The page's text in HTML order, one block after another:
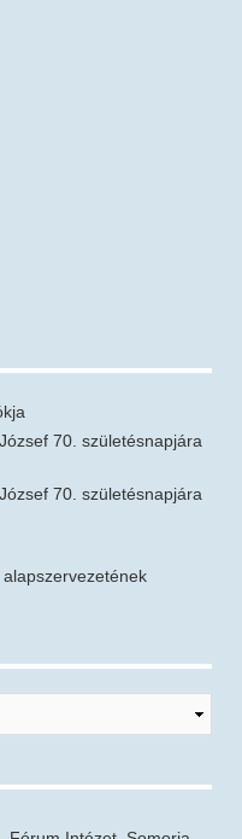
70. születésnapjára
70. születésnapjára